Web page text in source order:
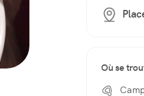
Où se